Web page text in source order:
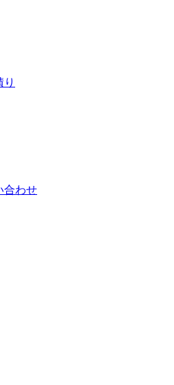
り
合わせ